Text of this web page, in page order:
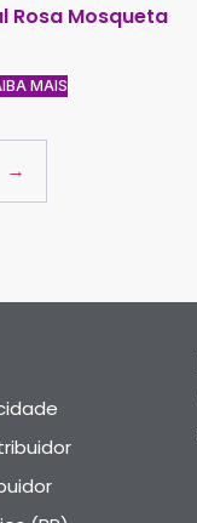
Rosa Mosqueta
MAIS
→